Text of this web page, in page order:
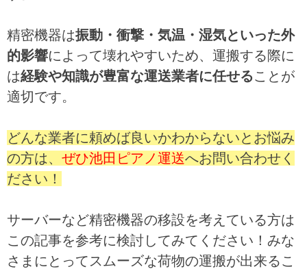
精密機器は振動・衝撃・気温・湿気といった外
的影響によって壊れやすいため、運搬する際に
は経験や知識が豊富な運送業者に任せることが
適切です。
どんな業者に頼めば良いかわからないとお悩み
の方は、 ぜひ池田ピアノ運送へお問い合わせく
ださい！
サーバーなど精密機器の移設を考えている方は
この記事を参考に検討してみてください！みな
さまにとってスムーズな荷物の運搬が出来るこ